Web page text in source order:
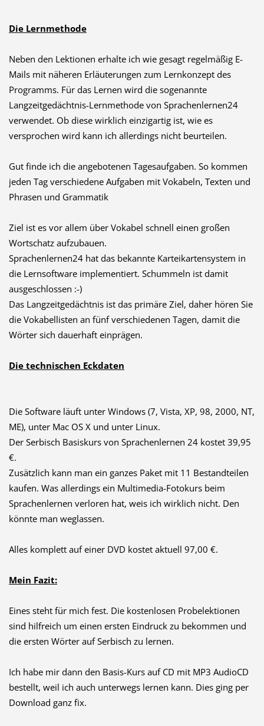
Die Lernmethode
Neben den Lektionen erhalte ich wie gesagt regelmäßig E-
Mails mit näheren Erläuterungen zum Lernkonzept des
Programms. Für das Lernen wird die sogenannte
Langzeitgedächtnis-Lernmethode von Sprachenlernen24
verwendet. Ob diese wirklich einzigartig ist, wie es
versprochen wird kann ich allerdings nicht beurteilen.
Gut finde ich die angebotenen Tagesaufgaben. So kommen
jeden Tag verschiedene Aufgaben mit Vokabeln, Texten und
Phrasen und Grammatik
Ziel ist es vor allem über Vokabel schnell einen großen
Wortschatz aufzubauen.
Sprachenlernen24 hat das bekannte Karteikartensystem in
die Lernsoftware implementiert. Schummeln ist damit
ausgeschlossen :-)
Das Langzeitgedächtnis ist das primäre Ziel, daher hören Sie
die Vokabellisten an fünf verschiedenen Tagen, damit die
Wörter sich dauerhaft einprägen.
Die technischen Eckdaten
Die Software läuft unter Windows (7, Vista, XP, 98, 2000, NT,
ME), unter Mac OS X und unter Linux.
Der Serbisch Basiskurs von Sprachenlernen 24 kostet 39,95
€.
Zusätzlich kann man ein ganzes Paket mit 11 Bestandteilen
kaufen. Was allerdings ein Multimedia-Fotokurs beim
Sprachenlernen verloren hat, weis ich wirklich nicht. Den
könnte man weglassen.
Alles komplett auf einer DVD kostet aktuell 97,00 €.
Mein Fazit:
Eines steht für mich fest. Die kostenlosen Probelektionen
sind hilfreich um einen ersten Eindruck zu bekommen und
die ersten Wörter auf Serbisch zu lernen.
Ich habe mir dann den Basis-Kurs auf CD mit MP3 AudioCD
bestellt, weil ich auch unterwegs lernen kann. Dies ging per
Download ganz fix.